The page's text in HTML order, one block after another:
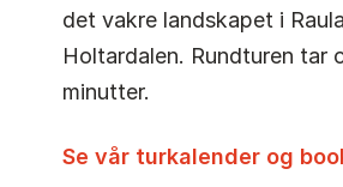
det vakre landskapet i
Holtardalen. Rundturen tar
minutter.
Se vår turkalender og